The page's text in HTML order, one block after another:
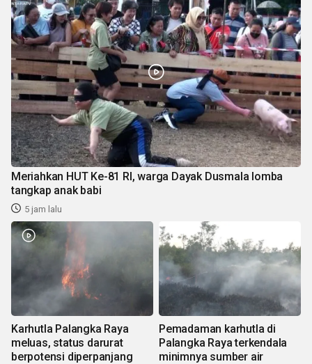
Meriahkan HUT Ke-81 RI, warga Dayak Dusmala lomba
tangkap anak babi
5 jam lalu
Karhutla Palangka Raya
meluas, status darurat
berpotensi diperpanjang
Pemadaman karhutla di
Palangka Raya terkendala
minimnya sumber air